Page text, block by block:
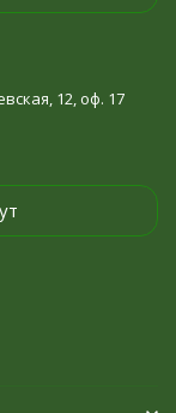
12, оф. 17